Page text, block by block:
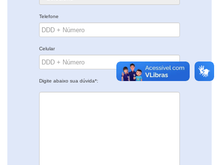
Telefone
Celular
Digite abaixo sua dúvida*: